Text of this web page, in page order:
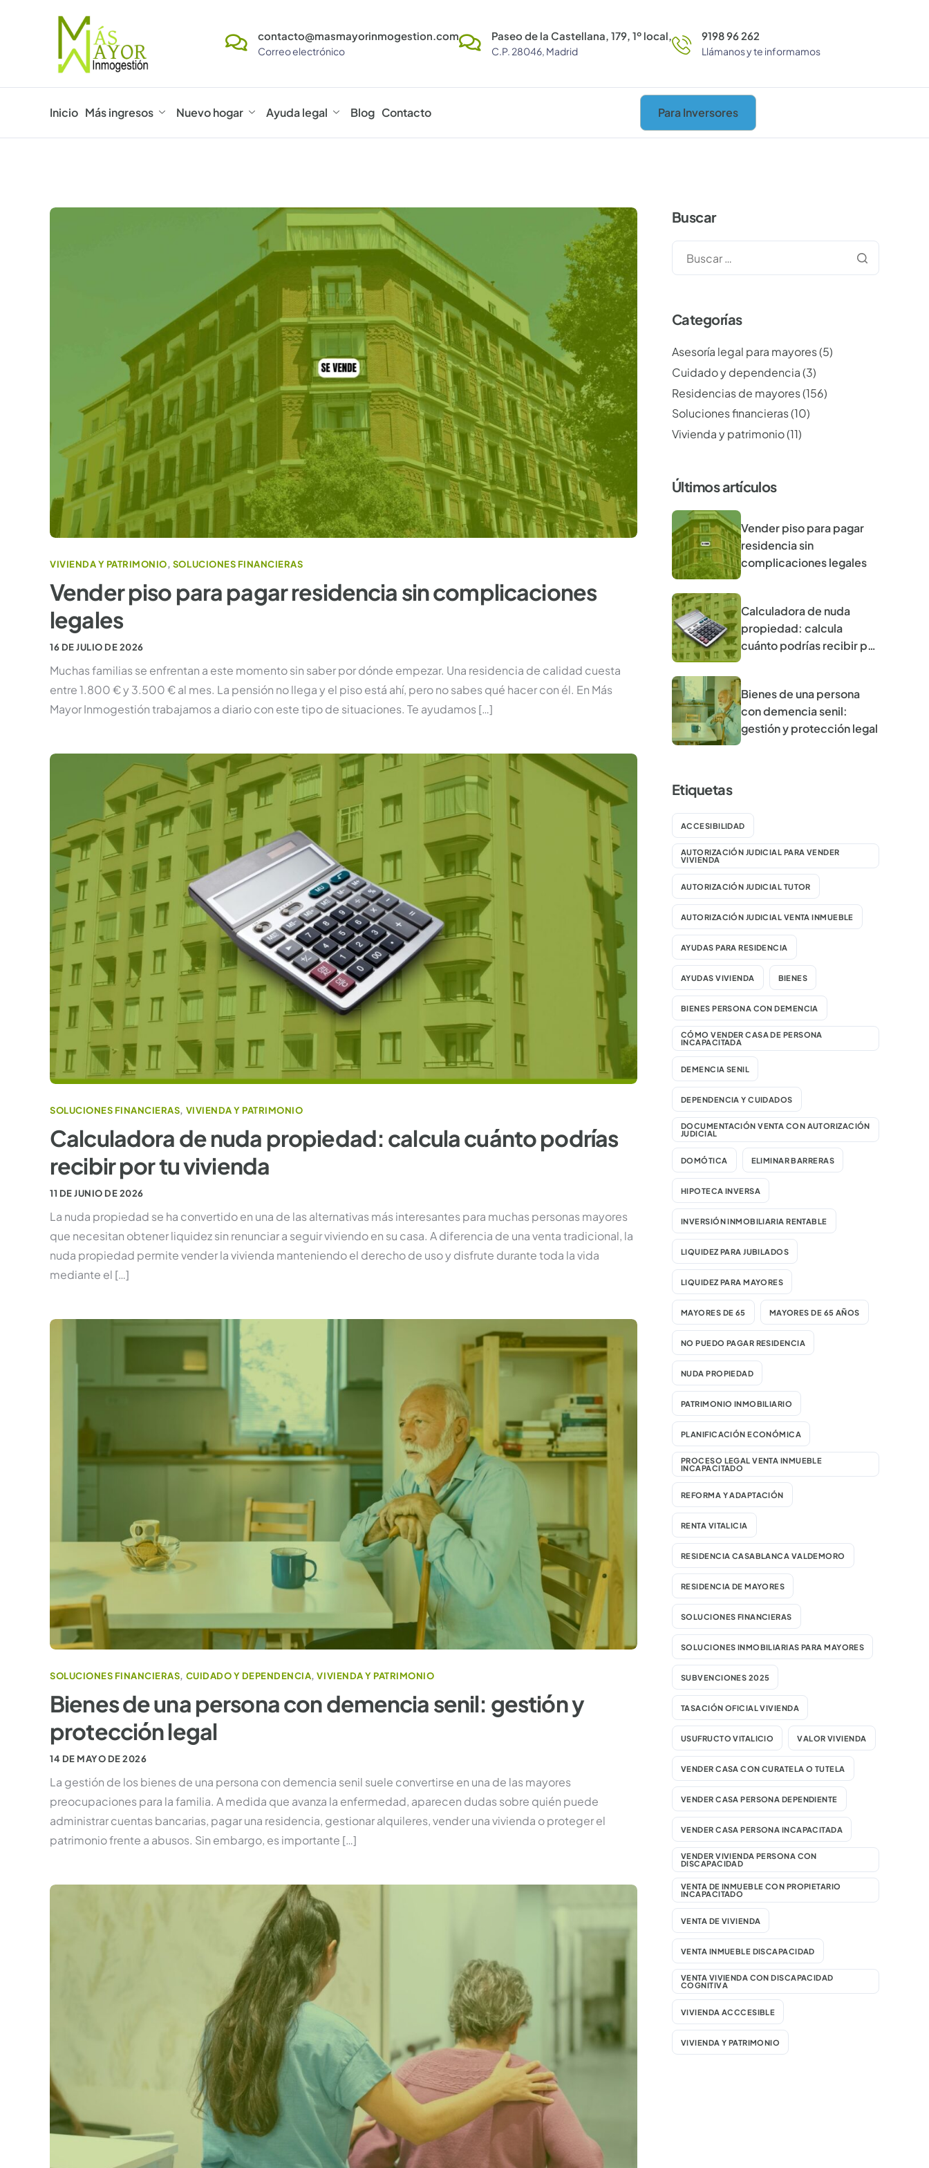
contacto@masmayorinmogestion.com
Correo electrónico
Paseo de la Castellana, 179, 1º local,
C.P. 28046, Madrid
9198 96 262
Llámanos y te informamos
Inicio Más ingresos Nuevo hogar Ayuda legal Blog Contacto Para Inversores
VIVIENDA Y PATRIMONIO, SOLUCIONES FINANCIERAS
Vender piso para pagar residencia sin complicaciones
legales
16 DE JULIO DE 2026
Muchas familias se enfrentan a este momento sin saber por dónde empezar. Una residencia de calidad cuesta
entre 1.800 € y 3.500 € al mes. La pensión no llega y el piso está ahí, pero no sabes qué hacer con él. En Más
Mayor Inmogestión trabajamos a diario con este tipo de situaciones. Te ayudamos […]
SOLUCIONES FINANCIERAS, VIVIENDA Y PATRIMONIO
Calculadora de nuda propiedad: calcula cuánto podrías
recibir por tu vivienda
11 DE JUNIO DE 2026
La nuda propiedad se ha convertido en una de las alternativas más interesantes para muchas personas mayores
que necesitan obtener liquidez sin renunciar a seguir viviendo en su casa. A diferencia de una venta tradicional, la
nuda propiedad permite vender la vivienda manteniendo el derecho de uso y disfrute durante toda la vida
mediante el […]
SOLUCIONES FINANCIERAS, CUIDADO Y DEPENDENCIA,VIVIENDA Y PATRIMONIO
Bienes de una persona con demencia senil: gestión y
protección legal
14 DE MAYO DE 2026
La gestión de los bienes de una persona con demencia senil suele convertirse en una de las mayores
preocupaciones para la familia. A medida que avanza la enfermedad, aparecen dudas sobre quién puede
administrar cuentas bancarias, pagar una residencia, gestionar alquileres, vender una vivienda o proteger el
patrimonio frente a abusos. Sin embargo, es importante […]
Buscar
Categorías
Asesoría legal para mayores(5)
Cuidado y dependencia(3)
Residencias de mayores(156)
Soluciones financieras(10)
Vivienda y patrimonio(11)
Últimos artículos
Vender piso para pagar
residencia sin
complicaciones legales
Calculadora de nuda
propiedad: calcula
cuánto podrías recibir por
Bienes de una persona
con demencia senil:
gestión y protección legal
Etiquetas
ACCESIBILIDAD
AUTORIZACIÓN JUDICIAL PARA VENDER
VIVIENDA
AUTORIZACIÓN JUDICIAL TUTOR
AUTORIZACIÓN JUDICIAL VENTA INMUEBLE
AYUDAS PARA RESIDENCIA
AYUDAS VIVIENDA BIENES
BIENES PERSONA CON DEMENCIA
CÓMO VENDER CASA DE PERSONA
INCAPACITADA
DEMENCIA SENIL
DEPENDENCIA Y CUIDADOS
DOCUMENTACIÓN VENTA CON AUTORIZACIÓN
JUDICIAL
DOMÓTICA ELIMINAR BARRERAS
HIPOTECA INVERSA
INVERSIÓN INMOBILIARIA RENTABLE
LIQUIDEZ PARA JUBILADOS
LIQUIDEZ PARA MAYORES
MAYORES DE 65 MAYORES DE 65 AÑOS
NO PUEDO PAGAR RESIDENCIA
NUDA PROPIEDAD
PATRIMONIO INMOBILIARIO
PLANIFICACIÓN ECONÓMICA
PROCESO LEGAL VENTA INMUEBLE
INCAPACITADO
REFORMA Y ADAPTACIÓN
RENTA VITALICIA
RESIDENCIA CASABLANCA VALDEMORO
RESIDENCIA DE MAYORES
SOLUCIONES FINANCIERAS
SOLUCIONES INMOBILIARIAS PARA MAYORES
SUBVENCIONES 2025
TASACIÓN OFICIAL VIVIENDA
USUFRUCTO VITALICIO VALOR VIVIENDA
VENDER CASA CON CURATELA O TUTELA
VENDER CASA PERSONA DEPENDIENTE
VENDER CASA PERSONA INCAPACITADA
VENDER VIVIENDA PERSONA CON
DISCAPACIDAD
VENTA DE INMUEBLE CON PROPIETARIO
INCAPACITADO
VENTA DE VIVIENDA
VENTA INMUEBLE DISCAPACIDAD
VENTA VIVIENDA CON DISCAPACIDAD
COGNITIVA
VIVIENDA ACCCESIBLE
VIVIENDA Y PATRIMONIO